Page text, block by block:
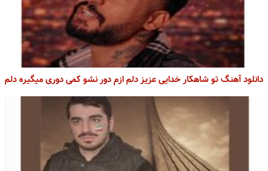
دانلود آهنگ تو شاهکار خدایی عزیز دلم ازم دور نشو کمی دوری میگیره دلم